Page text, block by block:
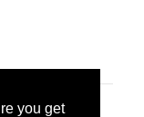
you get
und